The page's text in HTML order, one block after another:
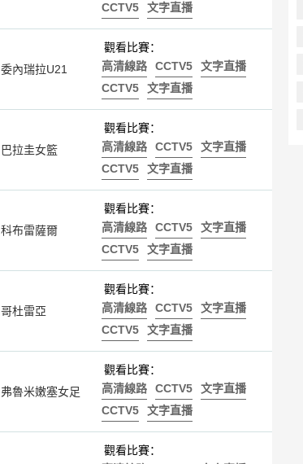
CCTV5
文字直播
委內瑞拉U21
觀看比賽：
高清線路
CCTV5
文字直播
CCTV5
文字直播
巴拉圭女籃
觀看比賽：
高清線路
CCTV5
文字直播
CCTV5
文字直播
科布雷薩爾
觀看比賽：
高清線路
CCTV5
文字直播
CCTV5
文字直播
哥杜雷亞
觀看比賽：
高清線路
CCTV5
文字直播
CCTV5
文字直播
弗魯米嫩塞女足
觀看比賽：
高清線路
CCTV5
文字直播
CCTV5
文字直播
觀看比賽：